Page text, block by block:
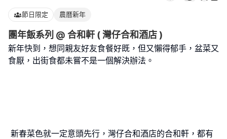
節日限定 農曆新年
團年飯系列 @ 合和軒 ( 灣仔合和酒店 )
新年快到，想同親友好友食餐好既，但又懶得郁手，盆菜又
食厭，出街食都未嘗不是一個解決辦法。
新春菜色就一定意頭先行，灣仔合和酒店的合和軒，都有